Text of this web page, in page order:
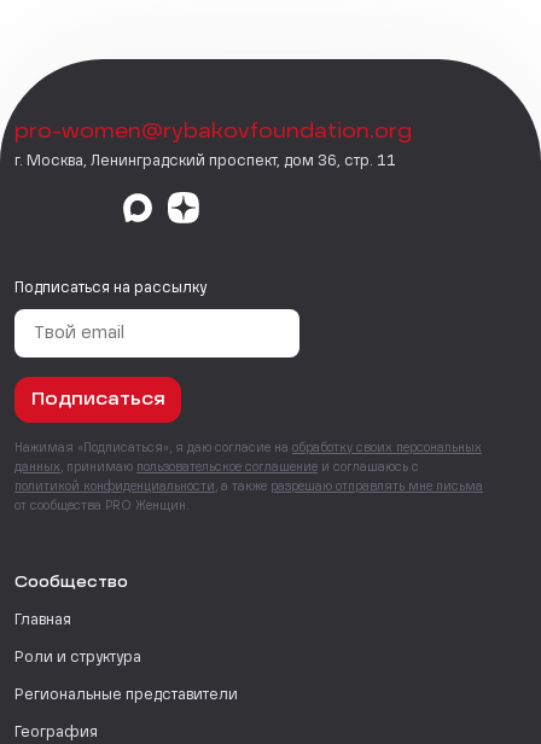
pro-women@rybakovfoundation.org
г. Москва, Ленинградский проспект, дом 36, стр. 11
Подписаться на рассылку
Подписаться
Нажимая «Подписаться», я даю согласие на обработку своих персональных
данных , принимаю пользовательское соглашение и соглашаюсь с
политикой конфиденциальности , а также разрешаю отправлять мне письма
от сообщества PRO Женщин.
Сообщество
Главная
Роли и структура
Региональные представители
География